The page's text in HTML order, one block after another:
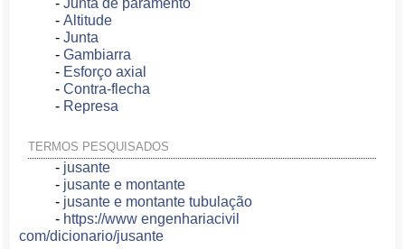
-Junta de paramento
-Altitude
-Junta
-Gambiarra
- Esforço axial
-Contra-flecha
- Represa
TERMOS PESQUISADOS
- jusante
- jusante e montante
- jusante e montante tubulação
- https://www engenhariacivil
com/dicionario/jusante